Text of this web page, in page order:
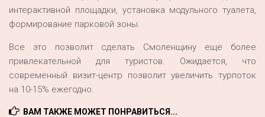
интерактивной площадки, установка модульного туалета,
формирование парковой зоны.
Все это позволит сделать Смоленщину еще более
привлекательной для туристов. Ожидается, что
современный визит-центр позволит увеличить турпоток
на 10-15% ежегодно.
ВАМ ТАКЖЕ МОЖЕТ ПОНРАВИТЬСЯ...